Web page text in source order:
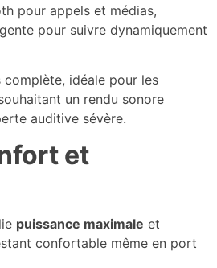
pour appels et médias,
pour suivre dynamiquement
complète, idéale pour les
un rendu sonore
auditive sévère.
et
puissance maximale et
confortable même en port